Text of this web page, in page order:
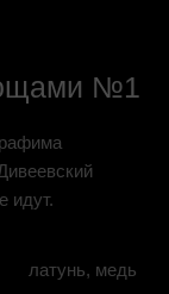
№1
идут.
латунь, медь